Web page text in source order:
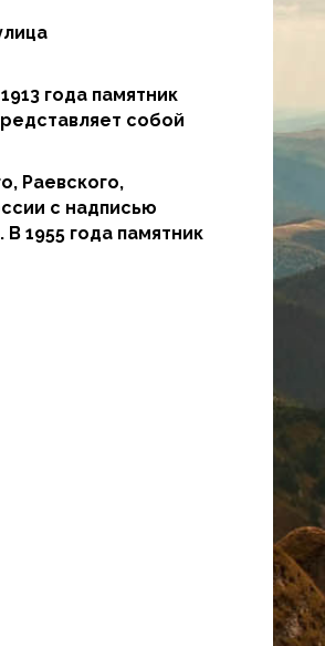
года памятник
собой
Раевского,
с надписью
1955 года памятник